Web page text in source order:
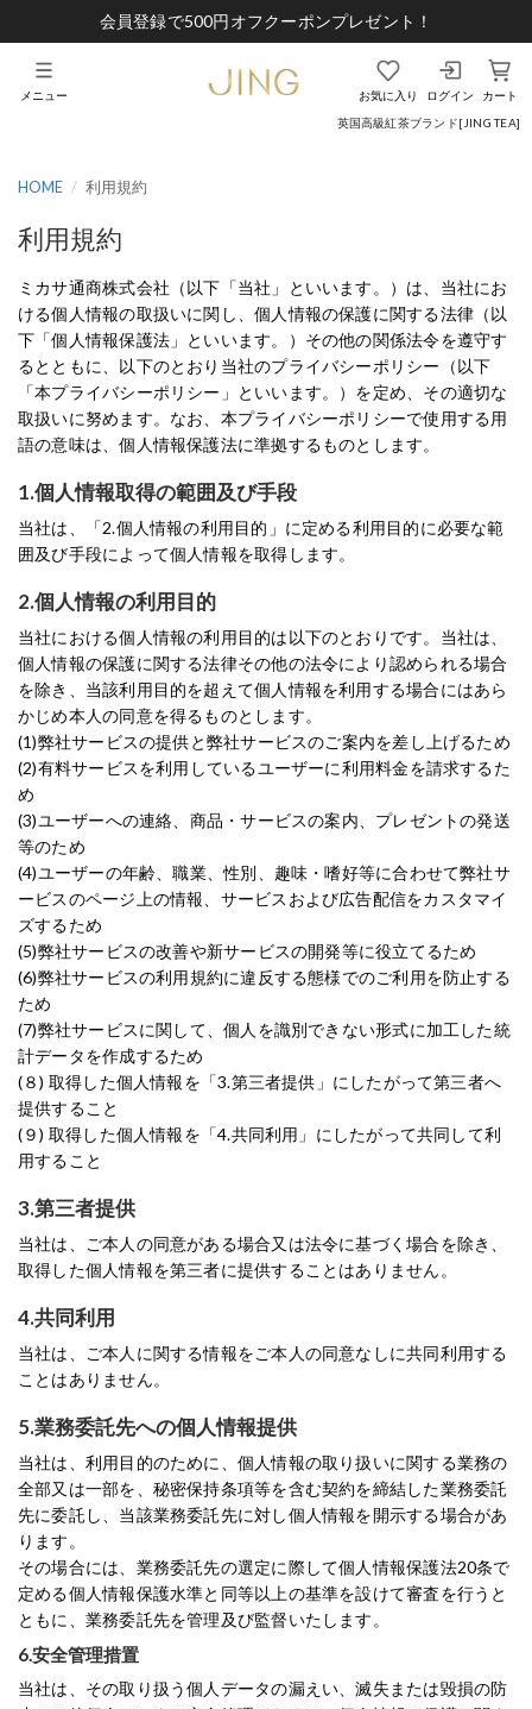
会員登録で500円オフクーポンプレゼント！
英国高級紅茶ブランド[JING TEA]
お気に入り ログイン カート
メニュー
HOME 利用規約
利用規約
ミカサ通商株式会社（以下「当社」といいます。）は、当社にお
ける個人情報の取扱いに関し、個人情報の保護に関する法律（以
下「個人情報保護法」といいます。）その他の関係法令を遵守す
るとともに、以下のとおり当社のプライバシーポリシー（以下
「本プライバシーポリシー」といいます。）を定め、その適切な
取扱いに努めます。なお、本プライバシーポリシーで使用する用
語の意味は、個人情報保護法に準拠するものとします。
1.個人情報取得の範囲及び手段
当社は、「2.個人情報の利用目的」に定める利用目的に必要な範
囲及び手段によって個人情報を取得します。
2.個人情報の利用目的
当社における個人情報の利用目的は以下のとおりです。当社は、
個人情報の保護に関する法律その他の法令により認められる場合
を除き、当該利用目的を超えて個人情報を利用する場合にはあら
かじめ本人の同意を得るものとします。
(1)弊社サービスの提供と弊社サービスのご案内を差し上げるため
(2)有料サービスを利用しているユーザーに利用料金を請求するた
め
(3)ユーザーへの連絡、商品・サービスの案内、プレゼントの発送
等のため
(4)ユーザーの年齢、職業、性別、趣味・嗜好等に合わせて弊社サ
ービスのページ上の情報、サービスおよび広告配信をカスタマイ
ズするため
(5)弊社サービスの改善や新サービスの開発等に役立てるため
(6)弊社サービスの利用規約に違反する態様でのご利用を防止する
ため
(7)弊社サービスに関して、個人を識別できない形式に加工した統
計データを作成するため
(８) 取得した個人情報を「3.第三者提供」にしたがって第三者へ
提供すること
(９) 取得した個人情報を「4.共同利用」にしたがって共同して利
用すること
3.第三者提供
当社は、ご本人の同意がある場合又は法令に基づく場合を除き、
取得した個人情報を第三者に提供することはありません。
4.共同利用
当社は、ご本人に関する情報をご本人の同意なしに共同利用する
ことはありません。
5.業務委託先への個人情報提供
当社は、利用目的のために、個人情報の取り扱いに関する業務の
全部又は一部を、秘密保持条項等を含む契約を締結した業務委託
先に委託し、当該業務委託先に対し個人情報を開示する場合があ
ります。
その場合には、業務委託先の選定に際して個人情報保護法20条で
定める個人情報保護水準と同等以上の基準を設けて審査を行うと
ともに、業務委託先を管理及び監督いたします。
6.安全管理措置
当社は、その取り扱う個人データの漏えい、滅失または毀損の防